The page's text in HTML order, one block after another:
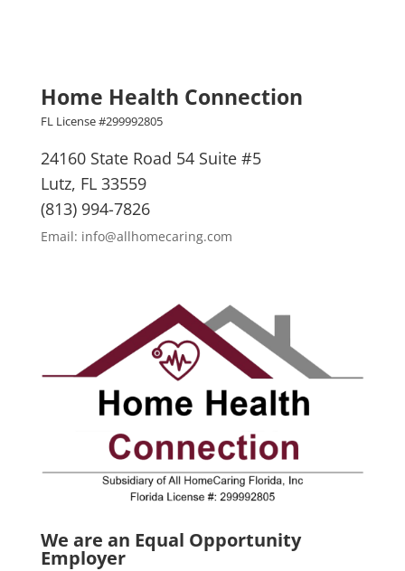
Home Health Connection
FL License #299992805
24160 State Road 54 Suite #5
Lutz, FL 33559
(813) 994-7826
Email: info@allhomecaring.com
We are an Equal Opportunity
Employer